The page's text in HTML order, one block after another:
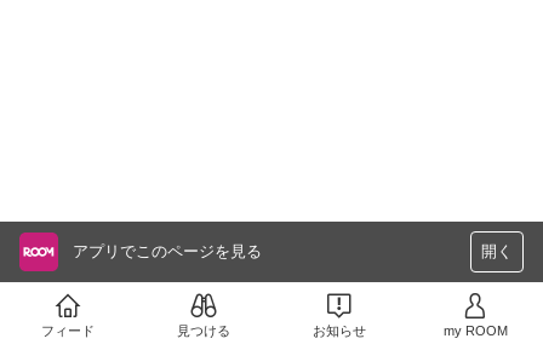
アプリでこのページを見る 開く
フィード 見つける お知らせ my ROOM